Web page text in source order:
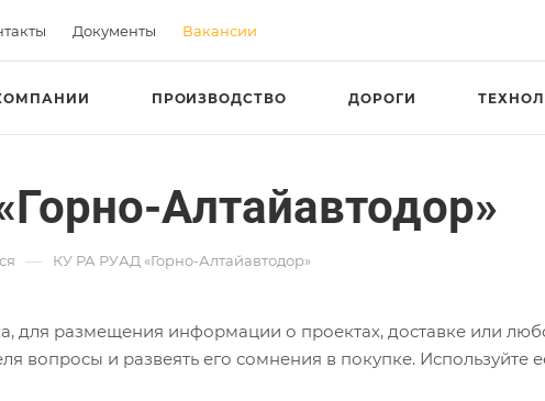
Документы Вакансии
ПРОИЗВОДСТВО ДОРОГИ
Алтайавтодор»
— КУ РА РУАД «Горно-Алтайавтодор»
для размещения информации о проектах, доставке или
вопросы и развеять его сомнения в покупке. Используйте